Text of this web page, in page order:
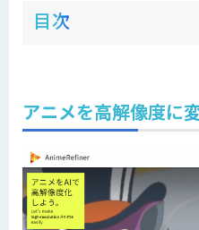
目次
アニメを高解像度に